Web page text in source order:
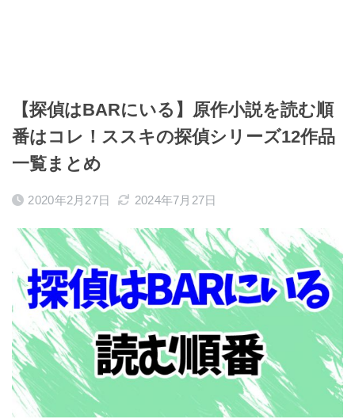
【探偵はBARにいる】原作小説を読む順
番はコレ！ススキの探偵シリーズ12作品
一覧まとめ
2020年2月27日 2024年7月27日